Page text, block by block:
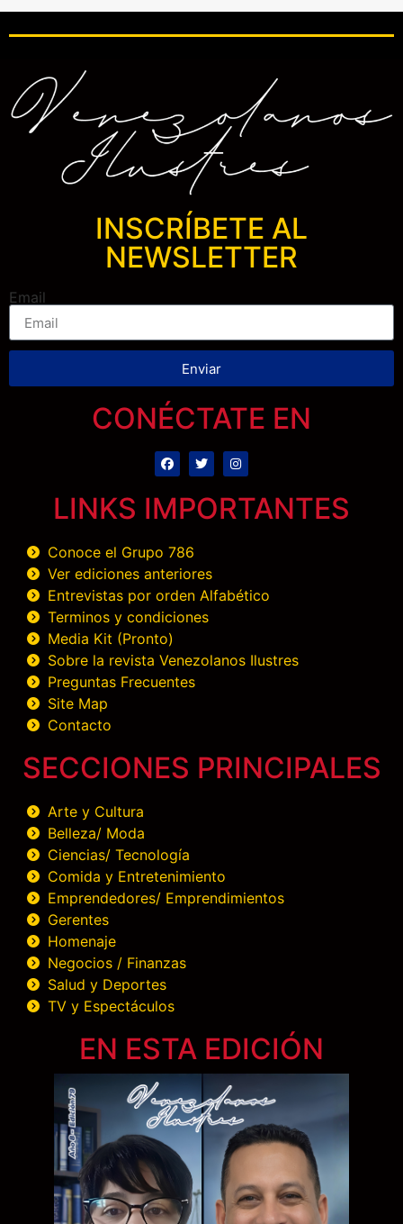
INSCRÍBETE AL
NEWSLETTER
Email
Enviar
CONÉCTATE EN
LINKS IMPORTANTES
Conoce el Grupo 786
Ver ediciones anteriores
Entrevistas por orden Alfabético
Terminos y condiciones
Media Kit (Pronto)
Sobre la revista Venezolanos Ilustres
Preguntas Frecuentes
Site Map
Contacto
SECCIONES PRINCIPALES
Arte y Cultura
Belleza/ Moda
Ciencias/ Tecnología
Comida y Entretenimiento
Emprendedores/ Emprendimientos
Gerentes
Homenaje
Negocios / Finanzas
Salud y Deportes
TV y Espectáculos
EN ESTA EDICIÓN